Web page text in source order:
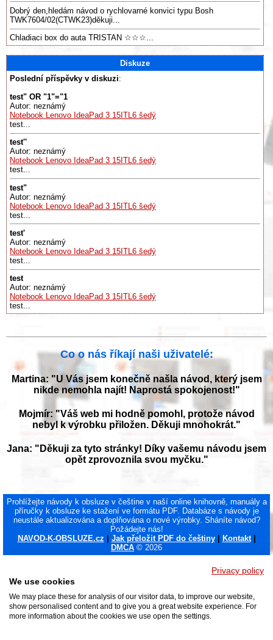
Dobrý den,hledám návod o rychlovarné konvici typu Bosh
TWK7604/02(CTWK23)děkuji...
Chladiaci box do auta TRISTAN ☆☆☆...
Diskuze
Poslední příspěvky v diskuzi:
test" OR "1"="1
Autor: neznámý
Notebook Lenovo IdeaPad 3 15ITL6 šedý
test...
test''
Autor: neznámý
Notebook Lenovo IdeaPad 3 15ITL6 šedý
test...
test"
Autor: neznámý
Notebook Lenovo IdeaPad 3 15ITL6 šedý
test...
test'
Autor: neznámý
Notebook Lenovo IdeaPad 3 15ITL6 šedý
test...
test
Autor: neznámý
Notebook Lenovo IdeaPad 3 15ITL6 šedý
test...
Co o nás říkají naši uživatelé:
Martina: "U Vás jsem konečně našla návod, který jsem
nikde nemohla najít! Naprostá spokojenost!"
Mojmír: "Váš web mi hodně pomohl, protože návod
nebyl k výrobku přiložen. Děkuji mnohokrát."
Jana: "Děkuji za tyto stránky! Díky vašemu návodu jsem
opět zprovoznila svou myčku."
Prohlížejte návody k obsluze v češtine v naší online knihovně, manuály a
příručky k obsluze ke stažení ve formátu PDF. Databáze s návody je
neustále aktualizována a doplňována o nové výrobky. Sháníte návod?
Požádejte nás!
NAVOD-K-OBSLUZE.cz
Jak přeložit PDF do češtiny| Kontakt
DMCA © 2026
Privacy policy
We use cookies
We may place these for analysis of our visitor data, to improve our website,
show personalised content and to give you a great website experience. For
more information about the cookies we use open the settings.